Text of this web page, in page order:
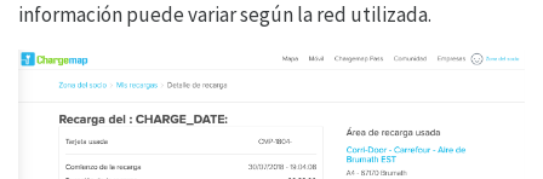
información puede variar según la red utilizada.